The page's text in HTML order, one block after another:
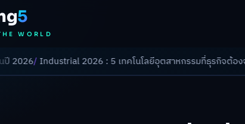
5
WORLD
: 5 เทคโนโลยีอุตสาหกรรมที่ธุรกิจต้องจับตา/Health Trends